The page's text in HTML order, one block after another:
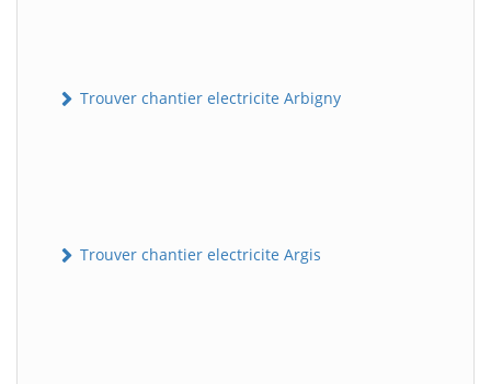
Trouver chantier electricite Arbigny
Trouver chantier electricite Argis